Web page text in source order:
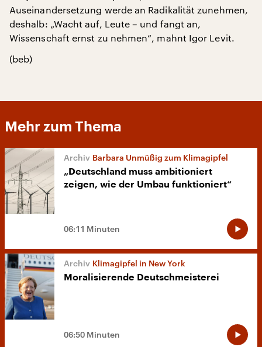
Auseinandersetzung werde an Radikalität zunehmen,
deshalb: „Wacht auf, Leute – und fangt an,
Wissenschaft ernst zu nehmen“, mahnt Igor Levit.
(beb)
Mehr zum Thema
Barbara Unmüßig zum Klimagipfel
„Deutschland muss ambitioniert
zeigen, wie der Umbau funktioniert“
06:11 Minuten
Klimagipfel in New York
Moralisierende Deutschmeisterei
06:50 Minuten